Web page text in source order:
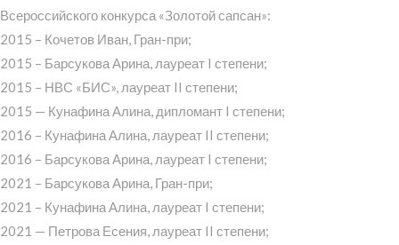
Всероссийского конкурса «Золотой сапсан»:
2015 – Кочетов Иван, Гран-при;
2015 – Барсукова Арина, лауреат I степени;
2015 – НВС «БИС», лауреат II степени;
2015 — Кунафина Алина, дипломант I степени;
2016 – Кунафина Алина, лауреат II степени;
2016 – Барсукова Арина, лауреат I степени;
2021 – Барсукова Арина, Гран-при;
2021 – Кунафина Алина, лауреат I степени;
2021 — Петрова Есения, лауреат II степени;